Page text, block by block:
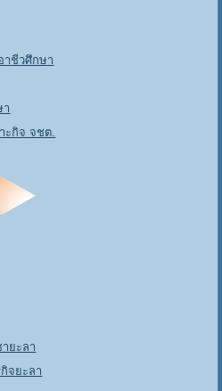
าชีวศึกษา
า
ะกิจ จชต.
ยะลา
จยะลา